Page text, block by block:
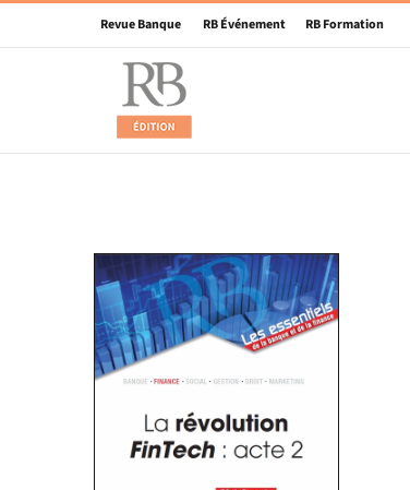
Skip
Revue Banque RB Événement RB Formation